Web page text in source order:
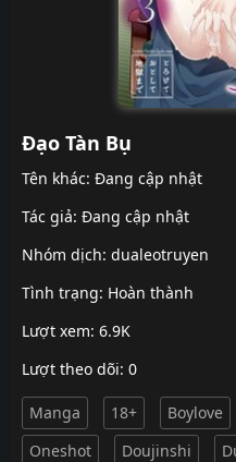
Đạo Tàn Bụ
Tên khác: Đang cập nhật
Tác giả: Đang cập nhật
Nhóm dịch: dualeotruyen
Tình trạng: Hoàn thành
Lượt xem: 6.9K
Lượt theo dõi: 0
Manga 18+ Boylove
Oneshot
Doujinshi